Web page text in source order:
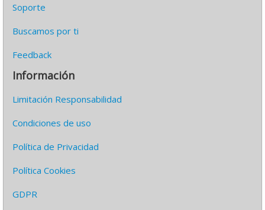
Soporte
Buscamos por ti
Feedback
Información
Limitación Responsabilidad
Condiciones de uso
Política de Privacidad
Política Cookies
GDPR